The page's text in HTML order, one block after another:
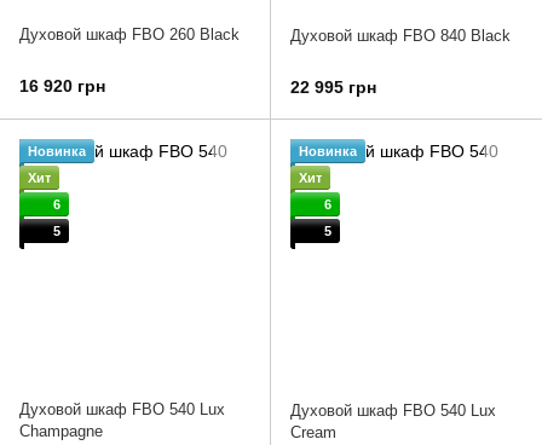
Духовой шкаф FBO 260 Black
16 920 грн
Духовой шкаф FBO 840 Black
22 995 грн
Новинка
Хит
6
5
Духовой шкаф FBO 540 Lux
Champagne
Новинка
Хит
6
5
Духовой шкаф FBO 540 Lux
Cream